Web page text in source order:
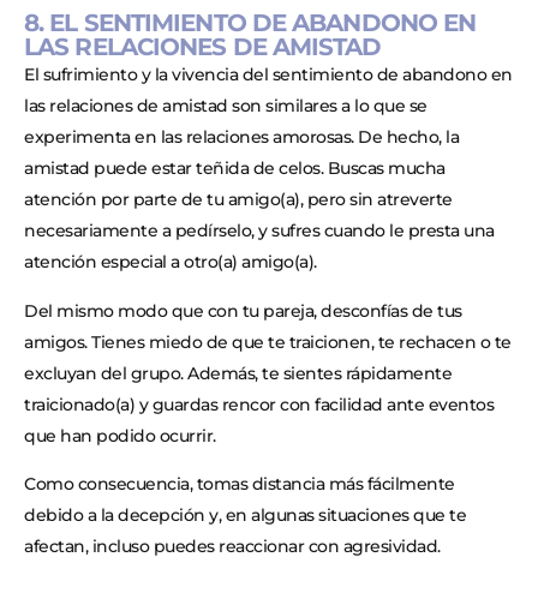
8. EL SENTIMIENTO DE ABANDONO EN
LAS RELACIONES DE AMISTAD
El sufrimiento y la vivencia del sentimiento de abandono en
las relaciones de amistad son similares a lo que se
experimenta en las relaciones amorosas. De hecho, la
amistad puede estar teñida de celos. Buscas mucha
atención por parte de tu amigo(a), pero sin atreverte
necesariamente a pedírselo, y sufres cuando le presta una
atención especial a otro(a) amigo(a).
Del mismo modo que con tu pareja, desconfías de tus
amigos. Tienes miedo de que te traicionen, te rechacen o te
excluyan del grupo. Además, te sientes rápidamente
traicionado(a) y guardas rencor con facilidad ante eventos
que han podido ocurrir.
Como consecuencia, tomas distancia más fácilmente
debido a la decepción y, en algunas situaciones que te
afectan, incluso puedes reaccionar con agresividad.